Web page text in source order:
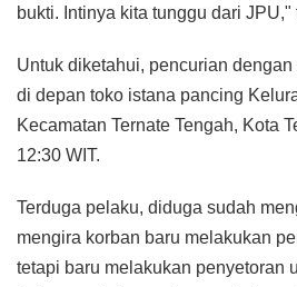
bukti. Intinya kita tunggu dari JPU,"
Untuk diketahui, pencurian
di depan toko istana pancing
Kecamatan Ternate Tengah, Kota
12:30 WIT.
Terduga pelaku, diduga sudah
mengira korban baru melakukan
tetapi baru melakukan penyetoran